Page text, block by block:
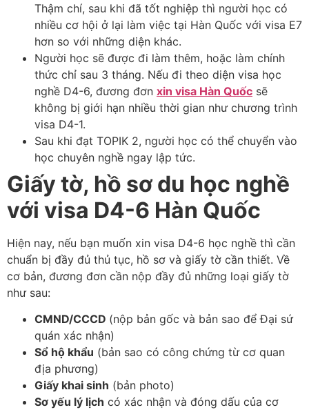
Thậm chí, sau khi đã tốt nghiệp thì người học có
nhiều cơ hội ở lại làm việc tại Hàn Quốc với visa E7
hơn so với những diện khác.
Người học sẽ được đi làm thêm, hoặc làm chính
thức chỉ sau 3 tháng. Nếu đi theo diện visa học
nghề D4-6, đương đơn xin visa Hàn Quốc sẽ
không bị giới hạn nhiều thời gian như chương trình
visa D4-1.
Sau khi đạt TOPIK 2, người học có thể chuyển vào
học chuyên nghề ngay lập tức.
Giấy tờ, hồ sơ du học nghề
với visa D4-6 Hàn Quốc
Hiện nay, nếu bạn muốn xin visa D4-6 học nghề thì cần
chuẩn bị đầy đủ thủ tục, hồ sơ và giấy tờ cần thiết. Về
cơ bản, đương đơn cần nộp đầy đủ những loại giấy tờ
như sau:
CMND/CCCD (nộp bản gốc và bản sao để Đại sứ
quán xác nhận)
Sổ hộ khẩu (bản sao có công chứng từ cơ quan
địa phương)
Giấy khai sinh (bản photo)
Sơ yếu lý lịch có xác nhận và đóng dấu của cơ